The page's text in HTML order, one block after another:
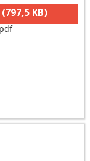
(797,5 KB)